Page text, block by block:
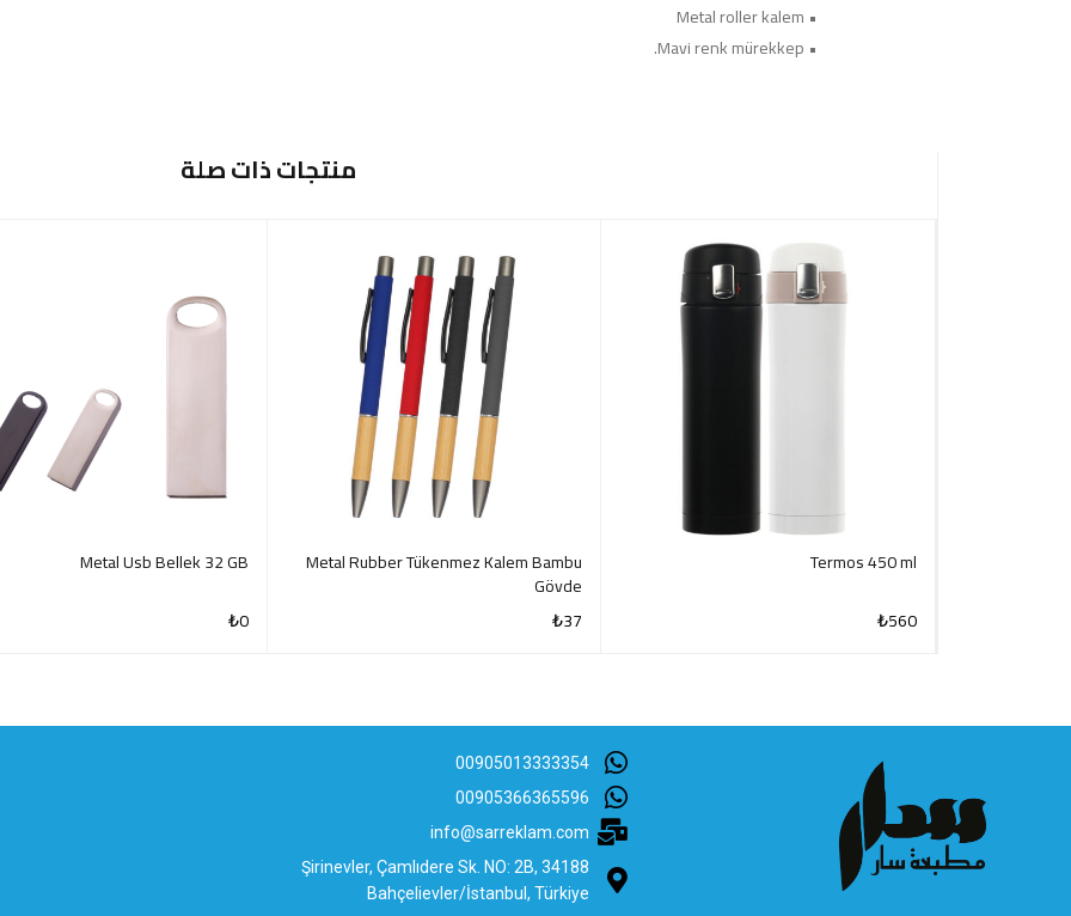
• Metal roller kalem
• Mavi renk mürekkep.
منتجات ذات صلة
Termos 450 ml
₺560
Metal Rubber Tükenmez Kalem Bambu
Gövde
₺37
Metal Usb Bellek 32 GB
₺0
00905013333354
00905366365596
info@sarreklam.com
Şirinevler, Çamlıdere Sk. NO: 2B, 34188
Bahçelievler/İstanbul, Türkiye